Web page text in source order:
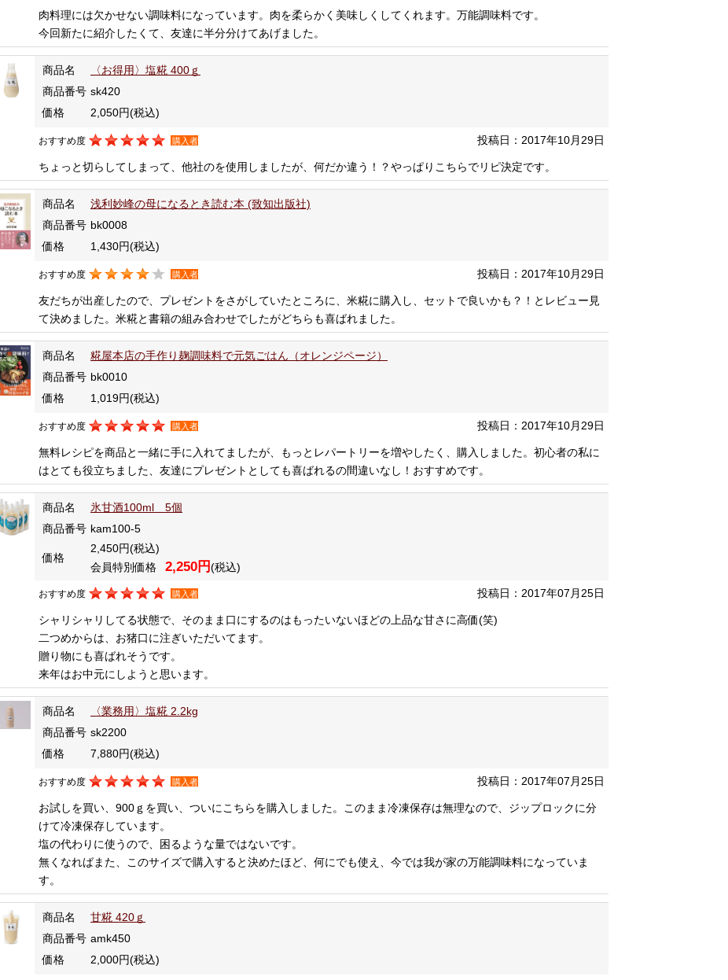
肉料理には欠かせない調味料になっています。肉を柔らかく美味しくしてくれます。万能調味料です。
今回新たに紹介したくて、友達に半分分けてあげました。
商品名
〈お得用〉塩糀 400ｇ
商品番号 sk420
価格
2,050円(税込)
投稿日：2017年10月29日
おすすめ度 購入者
ちょっと切らしてしまって、他社のを使用しましたが、何だか違う！？やっぱりこちらでリピ決定です。
商品名
浅利妙峰の母になるとき読む本 (致知出版社)
商品番号 bk0008
価格
1,430円(税込)
投稿日：2017年10月29日
おすすめ度 購入者
友だちが出産したので、プレゼントをさがしていたところに、米糀に購入し、セットで良いかも？！とレビュー見
て決めました。米糀と書籍の組み合わせでしたがどちらも喜ばれました。
商品名
糀屋本店の手作り麹調味料で元気ごはん（オレンジページ）
商品番号 bk0010
価格
1,019円(税込)
投稿日：2017年10月29日
おすすめ度 購入者
無料レシピを商品と一緒に手に入れてましたが、もっとレパートリーを増やしたく、購入しました。初心者の私に
はとても役立ちました、友達にプレゼントとしても喜ばれるの間違いなし！おすすめです。
商品名
氷甘酒100ml 5個
商品番号 kam100-5
価格
2,450円(税込)
会員特別価格
2,250円(税込)
投稿日：2017年07月25日
おすすめ度 購入者
シャリシャリしてる状態で、そのまま口にするのはもったいないほどの上品な甘さに高価(笑)
二つめからは、お猪口に注ぎいただいてます。
贈り物にも喜ばれそうです。
来年はお中元にしようと思います。
商品名
〈業務用〉塩糀 2.2kg
商品番号 sk2200
価格
7,880円(税込)
投稿日：2017年07月25日
おすすめ度 購入者
お試しを買い、900ｇを買い、ついにこちらを購入しました。このまま冷凍保存は無理なので、ジップロックに分
けて冷凍保存しています。
塩の代わりに使うので、困るような量ではないです。
無くなればまた、このサイズで購入すると決めたほど、何にでも使え、今では我が家の万能調味料になっていま
す。
商品名
甘糀 420ｇ
商品番号 amk450
価格
2,000円(税込)